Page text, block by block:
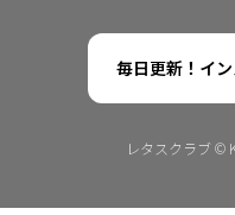
毎日更新！イ
レタスクラブ ©